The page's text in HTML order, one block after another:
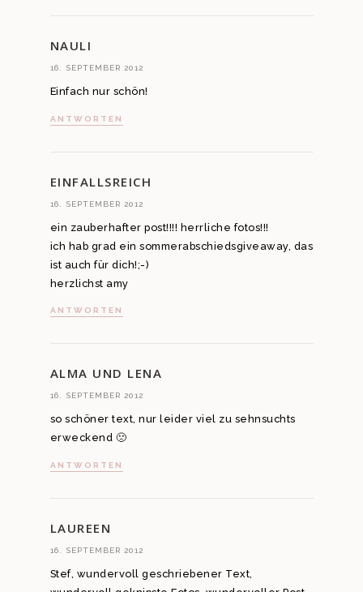
NAULI
16. SEPTEMBER 2012
Einfach nur schön!
ANTWORTEN
EINFALLSREICH
16. SEPTEMBER 2012
ein zauberhafter post!!!! herrliche fotos!!!
ich hab grad ein sommerabschiedsgiveaway, das
ist auch für dich!;-)
herzlichst amy
ANTWORTEN
ALMA UND LENA
16. SEPTEMBER 2012
so schöner text, nur leider viel zu sehnsuchts
erweckend 🙁
ANTWORTEN
LAUREEN
16. SEPTEMBER 2012
Stef, wundervoll geschriebener Text,